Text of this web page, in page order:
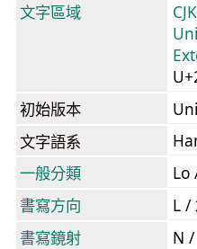
文字區域
初始版本
文字語系
一般分類
Lo
書寫方向
L /
書寫鏡射
N